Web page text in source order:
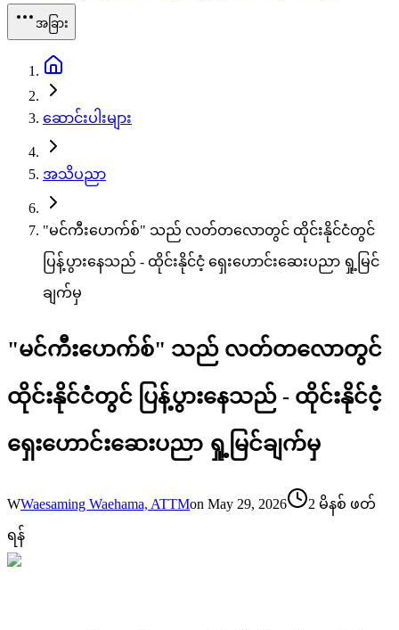
အခြား
ဆောင်းပါးများ
အသိပညာ
"မင်ကီးပောက်စ်" သည် လတ်တလောတွင် ထိုင်းနိုင်ငံတွင်
ပြန့်ပွားနေသည် - ထိုင်းနိုင်ငံ့ ရှေးဟောင်းဆေးပညာ ရှု့မြင်
ချက်မှ
"မင်ကီးပောက်စ်" သည် လတ်တလောတွင်
ထိုင်းနိုင်ငံတွင် ပြန့်ပွားနေသည် - ထိုင်းနိုင်ငံ့
ရှေးဟောင်းဆေးပညာ ရှု့မြင်ချက်မှ
WWaesaming Waehama, ATTMon May 29, 2026 2 မိနစ် ဖတ်
ရန်